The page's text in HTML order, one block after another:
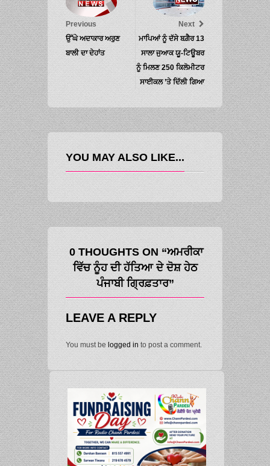
Previous
ਉੱਘੇ ਅਦਾਕਾਰ ਅਰੁਣ
ਬਾਲੀ ਦਾ ਦੇਹਾਂਤ
Next
ਮਾਪਿਆਂ ਨੂੰ ਦੱਸੇ ਬਗ਼ੈਰ 13
ਸਾਲਾ ਜੁਆਕ ਯੂ-ਟਿਊਬਰ
ਨੂੰ ਮਿਲਣ 250 ਕਿਲੋਮੀਟਰ
ਸਾਈਕਲ ’ਤੇ ਦਿੱਲੀ ਗਿਆ
YOU MAY ALSO LIKE...
0 THOUGHTS ON “ਅਮਰੀਕਾ
ਵਿੱਚ ਨੂੰਹ ਦੀ ਹੱਤਿਆ ਦੇ ਦੋਸ਼ ਹੇਠ
ਪੰਜਾਬੀ ਗ੍ਰਿਫ਼ਤਾਰ”
LEAVE A REPLY
You must be logged in to post a comment.